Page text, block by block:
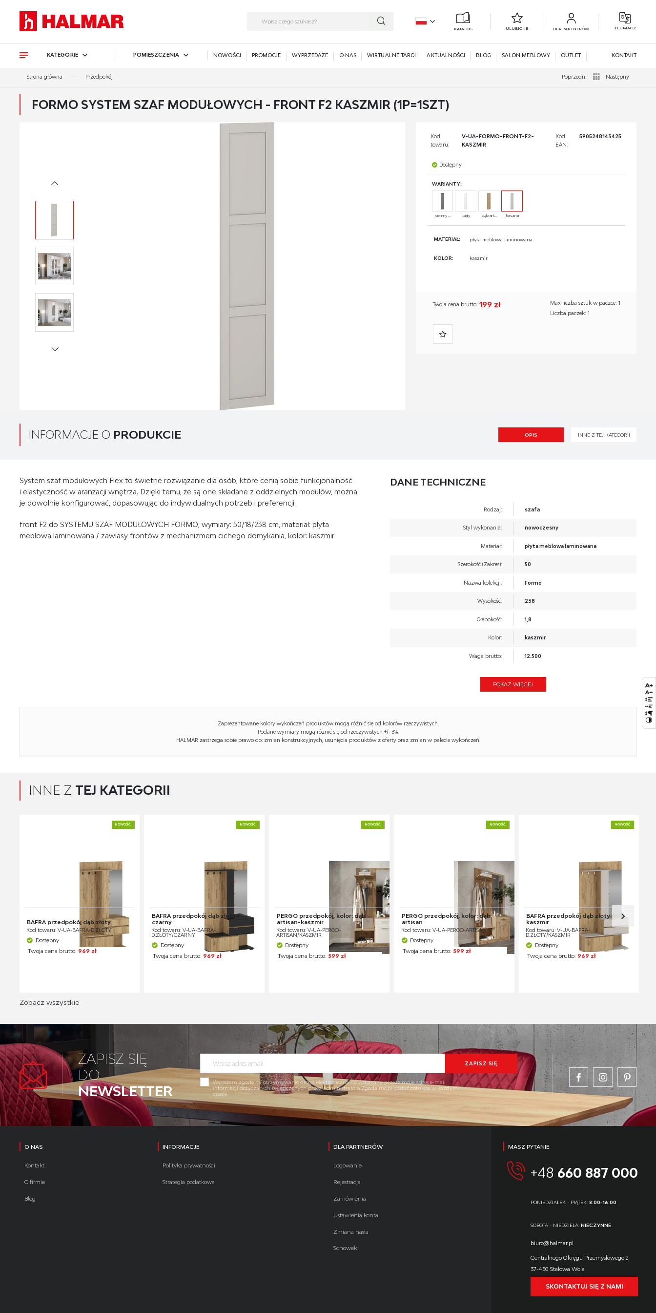
KATALOG ULUBIONE DLA PARTNERÓW TŁUMACZ
KATEGORIE POMIESZCZENIA NOWOŚCI PROMOCJE WYPRZEDAŻE O NAS WIRTUALNE TARGI AKTUALNOŚCI BLOG SALON MEBLOWY OUTLET KONTAKT
Strona główna Przedpokój Poprzedni Następny
FORMO SYSTEM SZAF MODUŁOWYCH - FRONT F2 KASZMIR (1P=1SZT)
Kod
towaru:
V-UA-FORMO-FRONT-F2-
KASZMIR
Kod
EAN:
5905248143425
Dostępny
WARIANTY:
ciemny ... biały dąb art... kaszmir
MATERIAŁ: płyta meblowa laminowana
KOLOR: kaszmir
Twoja cena brutto:199 zł
Max liczba sztuk w paczce: 1
Liczba paczek: 1
INFORMACJE O PRODUKCIE OPIS INNE Z TEJ KATEGORII
System szaf modułowych Flex to świetne rozwiązanie dla osób, które cenią sobie funkcjonalność
i elastyczność w aranżacji wnętrza. Dzięki temu, że są one składane z oddzielnych modułów, można
je dowolnie konfigurować, dopasowując do indywidualnych potrzeb i preferencji.
Jednym z największych atutów szaf modułowych jest możliwość wyboru kolorów frontów
i korpusów. Dzięki temu każdy może stworzyć mebel, który będzie idealnie pasował do jego gustu
front F2 do SYSTEMU SZAF MODUŁOWYCH FORMO, wymiary: 50/18/238 cm, materiał: płyta
meblowa laminowana / zawiasy frontów z mechanizmem cichego domykania, kolor: kaszmir
DANE TECHNICZNE
Rodzaj: szafa
Styl wykonania: nowoczesny
Materiał: płyta meblowa laminowana
Szerokość (Zakres): 50
Nazwa kolekcji: Formo
Wysokość: 238
Głębokość: 1,8
Kolor: kaszmir
Waga brutto: 12.500
Objętość: 0.040
POKAŻ WIĘCEJ
Zaprezentowane kolory wykończeń produktów mogą różnić się od kolorów rzeczywistych.
Podane wymiary mogą różnić się od rzeczywistych +/- 3%.
HALMAR zastrzega sobie prawo do: zmian konstrukcyjnych, usunięcia produktów z oferty oraz zmian w palecie wykończeń.
INNE Z TEJ KATEGORII
NOWOŚĆ
BAFRA przedpokój dąb złoty
Kod towaru: V-UA-BAFRA-D.ZŁOTY
Dostępny
Twoja cena brutto: 969 zł
NOWOŚĆ
BAFRA przedpokój dąb złoty /
czarny
Kod towaru: V-UA-BAFRA-
D.ZŁOTY/CZARNY
Dostępny
Twoja cena brutto: 969 zł
NOWOŚĆ
PERGO przedpokój, kolor: dąb
artisan-kaszmir
Kod towaru: V-UA-PERGO-
ARTISAN/KASZMIR
Dostępny
Twoja cena brutto: 599 zł
NOWOŚĆ
PERGO przedpokój, kolor: dąb
artisan
Kod towaru: V-UA-PERGO-ARTISAN
Dostępny
Twoja cena brutto: 599 zł
NOWOŚĆ
BAFRA przedpokój dąb złoty /
kaszmir
Kod towaru: V-UA-BAFRA-
D.ZŁOTY/KASZMIR
Dostępny
Twoja cena brutto: 969 zł
Zobacz wszystkie
ZAPISZ SIĘ
DO
NEWSLETTER
Wyrażam zgodę na otrzymywanie drogą elektroniczną na wskazany przeze mnie adres e-mail
informacji dotyczących świadczonych przez Administratora.Zgoda może zostać cofnięta w każdym
czasie.
O NAS
Kontakt
O firmie
Blog
INFORMACJE
Polityka prywatności
Strategia podatkowa
DLA PARTNERÓW
Logowanie
Rejestracja
Zamówienia
Ustawienia konta
Zmiana hasła
Schowek
MASZ PYTANIE
+48 660 887 000
PONIEDZIAŁEK - PIĄTEK:8:00-16:00
SOBOTA - NIEDZIELA:NIECZYNNE
biuro@halmar.pl
Centralnego Okręgu Przemysłowego 2
37-450 Stalowa Wola
SKONTAKTUJ SIĘ Z NAMI